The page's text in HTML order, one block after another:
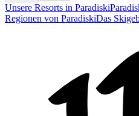
Unsere Resorts in Paradiski
Regionen von ParadiskiDas